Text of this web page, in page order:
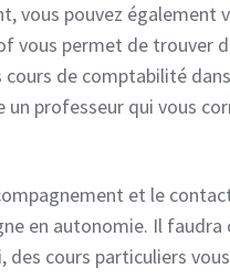
vous pouvez
vous permet de trouver
cours de comptabilité
professeur qui vous
et le
en autonomie. Il
des cours particuliers